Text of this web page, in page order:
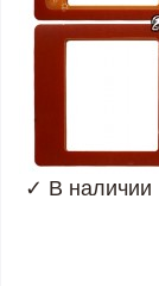
✓ В наличии